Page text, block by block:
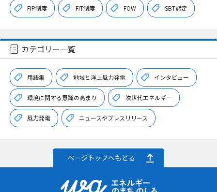
FIP制度 FIT制度 FOW SBT認定
カテゴリー一覧
用語集 地域と洋上風力発電 インタビュー
環境に関する意識の高まり 次世代エネルギー
風力発電 ニュースやプレスリリース
ページトップへもどる